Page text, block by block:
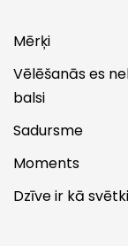
Mērķi
Vēlēšanās es
balsi
Sadursme
Moments
Dzīve ir kā svētki